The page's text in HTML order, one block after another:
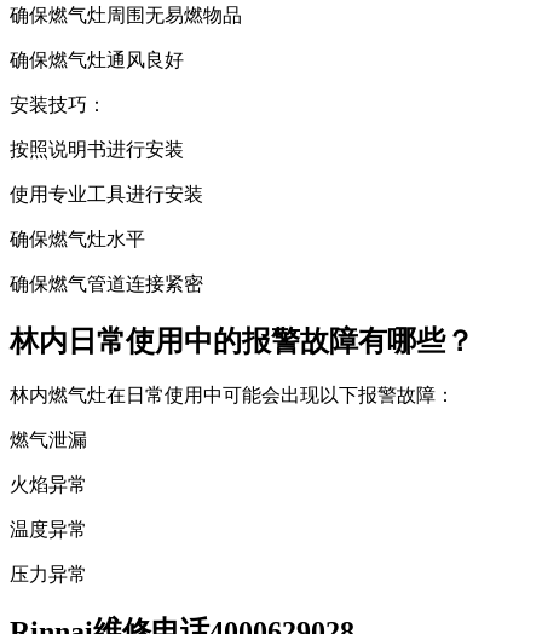
确保燃气灶周围无易燃物品
确保燃气灶通风良好
安装技巧：
按照说明书进行安装
使用专业工具进行安装
确保燃气灶水平
确保燃气管道连接紧密
林内日常使用中的报警故障有哪些？
林内燃气灶在日常使用中可能会出现以下报警故障：
燃气泄漏
火焰异常
温度异常
压力异常